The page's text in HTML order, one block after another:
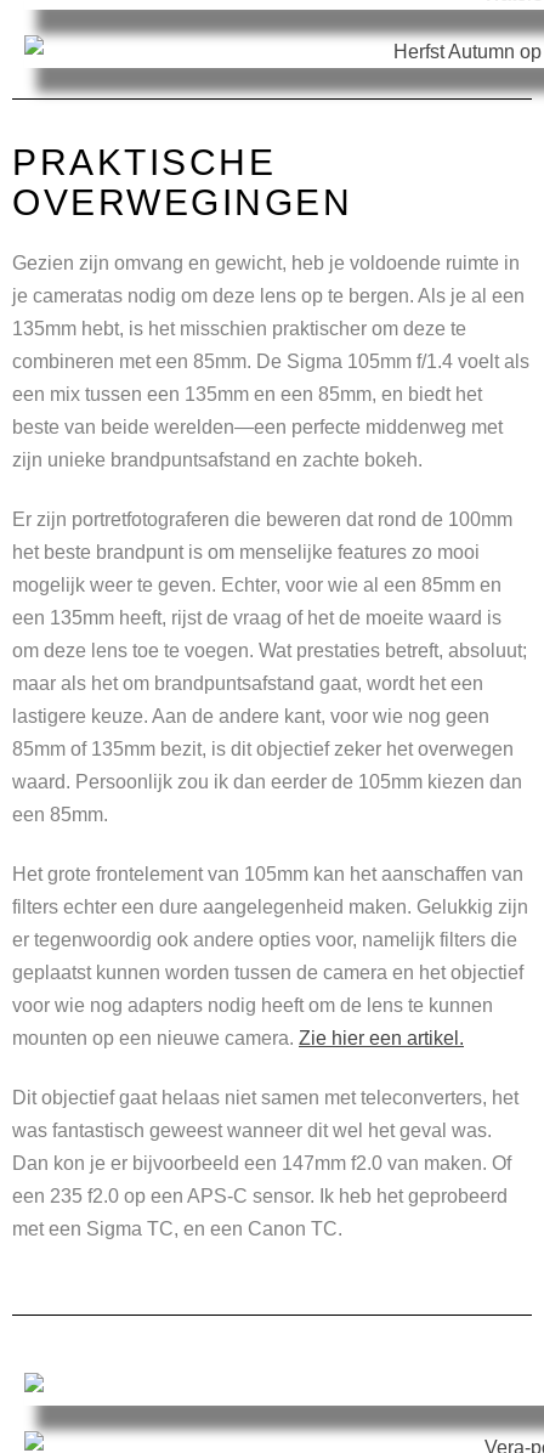
PRAKTISCHE
OVERWEGINGEN
Gezien zijn omvang en gewicht, heb je voldoende ruimte in
je cameratas nodig om deze lens op te bergen. Als je al een
135mm hebt, is het misschien praktischer om deze te
combineren met een 85mm. De Sigma 105mm f/1.4 voelt als
een mix tussen een 135mm en een 85mm, en biedt het
beste van beide werelden—een perfecte middenweg met
zijn unieke brandpuntsafstand en zachte bokeh.
Er zijn portretfotograferen die beweren dat rond de 100mm
het beste brandpunt is om menselijke features zo mooi
mogelijk weer te geven. Echter, voor wie al een 85mm en
een 135mm heeft, rijst de vraag of het de moeite waard is
om deze lens toe te voegen. Wat prestaties betreft, absoluut;
maar als het om brandpuntsafstand gaat, wordt het een
lastigere keuze. Aan de andere kant, voor wie nog geen
85mm of 135mm bezit, is dit objectief zeker het overwegen
waard. Persoonlijk zou ik dan eerder de 105mm kiezen dan
een 85mm.
Het grote frontelement van 105mm kan het aanschaffen van
filters echter een dure aangelegenheid maken. Gelukkig zijn
er tegenwoordig ook andere opties voor, namelijk filters die
geplaatst kunnen worden tussen de camera en het objectief
voor wie nog adapters nodig heeft om de lens te kunnen
mounten op een nieuwe camera. Zie hier een artikel.
Dit objectief gaat helaas niet samen met teleconverters, het
was fantastisch geweest wanneer dit wel het geval was.
Dan kon je er bijvoorbeeld een 147mm f2.0 van maken. Of
een 235 f2.0 op een APS-C sensor. Ik heb het geprobeerd
met een Sigma TC, en een Canon TC.